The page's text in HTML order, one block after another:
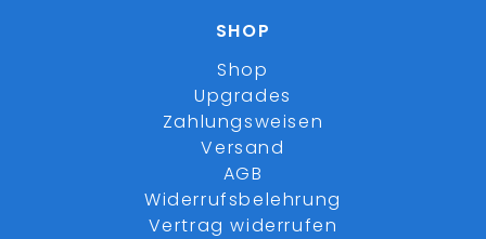
SHOP
Shop
Upgrades
Zahlungsweisen
Versand
AGB
Widerrufsbelehrung
Vertrag widerrufen